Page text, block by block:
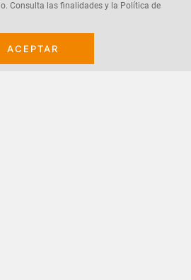
Consulta las finalidades y la Política de
ACEPTAR